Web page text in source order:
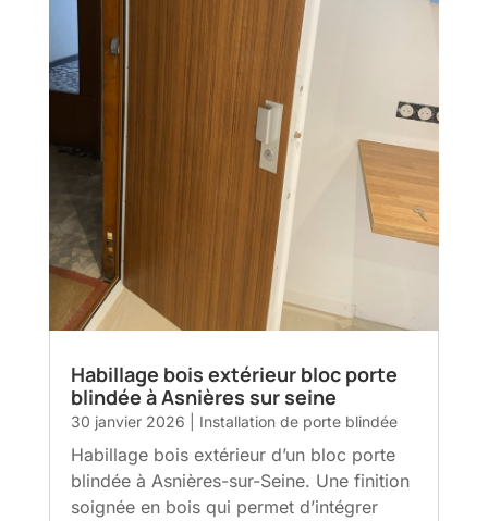
Habillage bois extérieur bloc porte
blindée à Asnières sur seine
30 janvier 2026 Installation de porte blindée
Habillage bois extérieur d’un bloc porte
blindée à Asnières-sur-Seine. Une finition
soignée en bois qui permet d’intégrer